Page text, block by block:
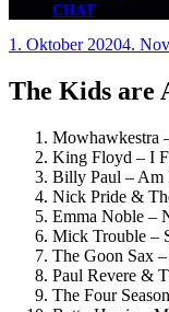
CHAT
Veröffentlicht
1. Oktober 20204.
The Kids are
Mowhawkestra
King Floyd – I
Billy Paul – Am
Nick Pride &
Emma Noble –
Mick Trouble –
The Goon Sax
Paul Revere &
The Four